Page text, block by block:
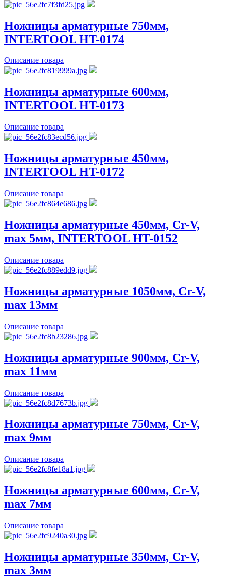
Ножницы арматурные 750мм,
INTERTOOL HT-0174
Описание товара
Ножницы арматурные 600мм,
INTERTOOL HT-0173
Описание товара
Ножницы арматурные 450мм,
INTERTOOL HT-0172
Описание товара
Ножницы арматурные 450мм, Cr-V,
max 5мм, INTERTOOL HT-0152
Описание товара
Ножницы арматурные 1050мм, Cr-V,
max 13мм
Описание товара
Ножницы арматурные 900мм, Cr-V,
max 11мм
Описание товара
Ножницы арматурные 750мм, Cr-V,
max 9мм
Описание товара
Ножницы арматурные 600мм, Cr-V,
max 7мм
Описание товара
Ножницы арматурные 350мм, Cr-V,
max 3мм